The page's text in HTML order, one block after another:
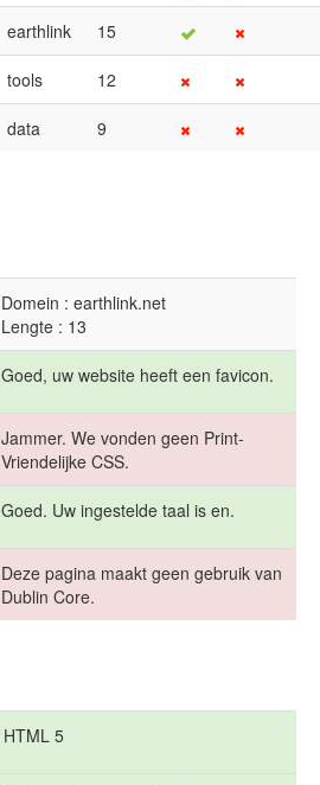
earthlink 15
tools 12
data 9
Domein : earthlink.net
Lengte : 13
Goed, uw website heeft een favicon.
Jammer. We vonden geen Print-
Vriendelijke CSS.
Goed. Uw ingestelde taal is en.
Deze pagina maakt geen gebruik van
Dublin Core.
HTML 5